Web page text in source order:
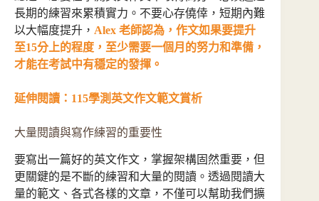
長期的練習來累積實力。不要心存僥倖，短期內難
以大幅度提升， Alex 老師認為，作文如果要提升
至15分上的程度，至少需要一個月的努力和準備，
才能在考試中有穩定的發揮。
延伸閱讀： 115學測英文作文範文賞析
大量閱讀與寫作練習的重要性
要寫出一篇好的英文作文，掌握架構固然重要，但
更關鍵的是不斷的練習和大量的閱讀。透過閱讀大
量的範文、各式各樣的文章，不僅可以幫助我們擴